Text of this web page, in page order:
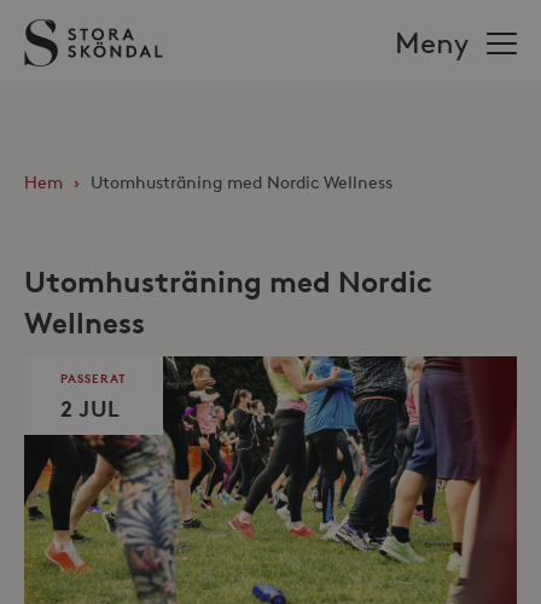
Stora
Sköndal
Meny
Hem › Utomhusträning med Nordic Wellness
Utomhusträning med Nordic
Wellness
PASSERAT
2 JUL